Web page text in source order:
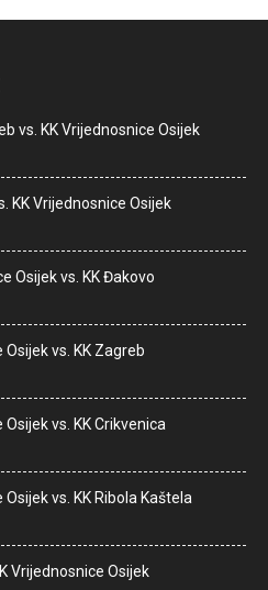
vs. KK Vrijednosnice Osijek
KK Vrijednosnice Osijek
Osijek vs. KK Đakovo
vs. KK Zagreb
vs. KK Crikvenica
vs. KK Ribola Kaštela
Vrijednosnice Osijek